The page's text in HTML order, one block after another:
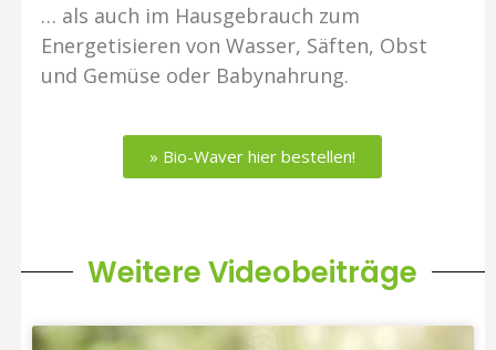
… als auch im Hausgebrauch zum
Energetisieren von Wasser, Säften, Obst
und Gemüse oder Babynahrung.
» Bio-Waver hier bestellen!
Weitere Videobeiträge